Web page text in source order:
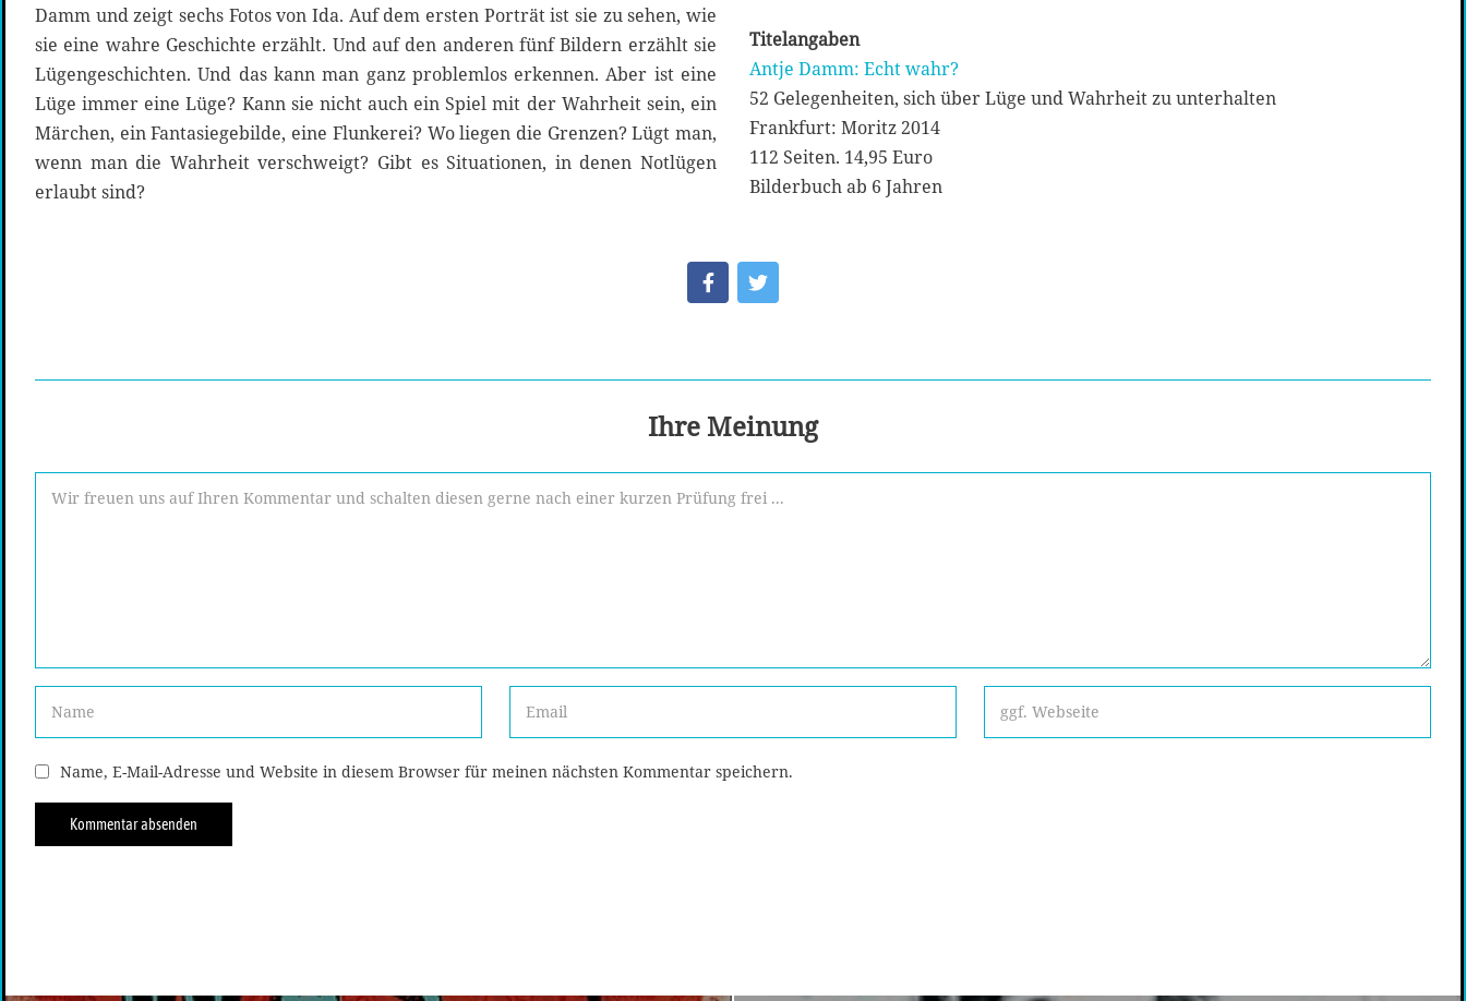
Damm und zeigt sechs Fotos von Ida. Auf dem ersten Porträt ist sie zu sehen, wie
sie eine wahre Geschichte erzählt. Und auf den anderen fünf Bildern erzählt sie
Lügengeschichten. Und das kann man ganz problemlos erkennen. Aber ist eine
Lüge immer eine Lüge? Kann sie nicht auch ein Spiel mit der Wahrheit sein, ein
Märchen, ein Fantasiegebilde, eine Flunkerei? Wo liegen die Grenzen? Lügt man,
wenn man die Wahrheit verschweigt? Gibt es Situationen, in denen Notlügen
erlaubt sind?
Titelangaben
Antje Damm: Echt wahr?
52 Gelegenheiten, sich über Lüge und Wahrheit zu unterhalten
Frankfurt: Moritz 2014
112 Seiten. 14,95 Euro
Bilderbuch ab 6 Jahren
Ihre Meinung
Name, E-Mail-Adresse und Website in diesem Browser für meinen nächsten Kommentar speichern.